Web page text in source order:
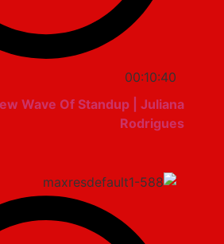
00:10:40
The New Wave Of Standup | Juliana
Rodrigues